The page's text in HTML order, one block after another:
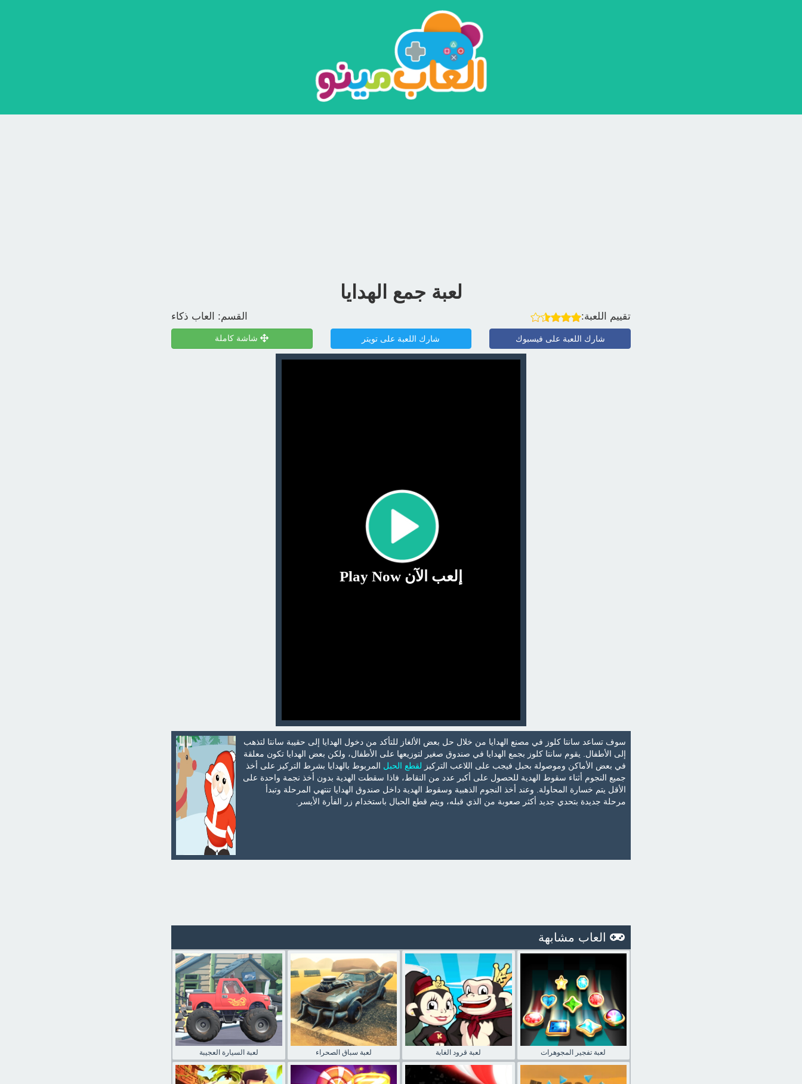
لعبة جمع الهدايا
القسم: العاب ذكاء تقييم اللعبة:
شاشة كاملة شارك اللعبة على تويتر شارك اللعبة على فيسبوك
إلعب الآن Play Now
سوف تساعد سانتا كلوز في مصنع الهدايا من خلال حل بعض الألغاز للتأكد من دخول الهدايا إلى حقيبة سانتا لتذهب
إلى الأطفال. يقوم سانتا كلوز بجمع الهدايا في صندوق صغير لتوزيعها على الأطفال، ولكن بعض الهدايا تكون معلقة
في بعض الأماكن وموصولة بحبل فيجب على اللاعب التركيز لقطع الحبل المربوط بالهدايا بشرط التركيز على أخذ
جميع النجوم أثناء سقوط الهدية للحصول على أكبر عدد من النقاط، فاذا سقطت الهدية بدون أخذ نجمة واحدة على
الأقل يتم خسارة المحاولة. وعند أخذ النجوم الذهبية وسقوط الهدية داخل صندوق الهدايا تنتهي المرحلة وتبدأ
مرحلة جديدة بتحدي جديد أكثر صعوبة من الذي قبله، ويتم قطع الحبال باستخدام زر الفأرة الأيسر.
العاب مشابهة
لعبة السيارة العجيبة لعبة سباق الصحراء لعبة قرود الغابة لعبة تفجير المجوهرات